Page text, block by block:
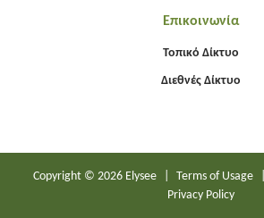
Επικοινωνία
Τοπικό Δίκτυο
Διεθνές Δίκτυο
Copyright © 2026 Elysee Terms of Usage
Privacy Policy